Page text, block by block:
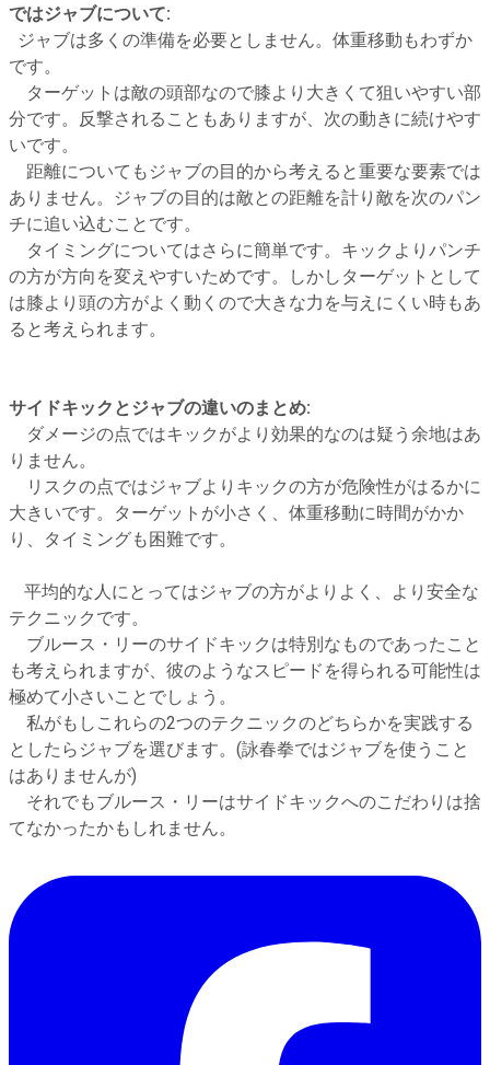
ではジャブについて:
ジャブは多くの準備を必要としません。体重移動もわずか
です。
ターゲットは敵の頭部なので膝より大きくて狙いやすい部
分です。反撃されることもありますが、次の動きに続けやす
いです。
距離についてもジャブの目的から考えると重要な要素では
ありません。ジャブの目的は敵との距離を計り敵を次のパン
チに追い込むことです。
タイミングについてはさらに簡単です。キックよりパンチ
の方が方向を変えやすいためです。しかしターゲットとして
は膝より頭の方がよく動くので大きな力を与えにくい時もあ
ると考えられます。
サイドキックとジャブの違いのまとめ:
ダメージの点ではキックがより効果的なのは疑う余地はあ
りません。
リスクの点ではジャブよりキックの方が危険性がはるかに
大きいです。ターゲットが小さく、体重移動に時間がかか
り、タイミングも困難です。
平均的な人にとってはジャブの方がよりよく、より安全な
テクニックです。
ブルース・リーのサイドキックは特別なものであったこと
も考えられますが、彼のようなスピードを得られる可能性は
極めて小さいことでしょう。
私がもしこれらの2つのテクニックのどちらかを実践する
としたらジャブを選びます。(詠春拳ではジャブを使うこと
はありませんが)
それでもブルース・リーはサイドキックへのこだわりは捨
てなかったかもしれません。